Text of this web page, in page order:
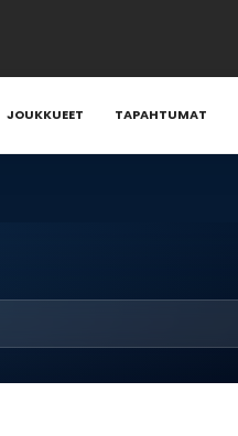
JOUKKUEET TAPAHTUMAT